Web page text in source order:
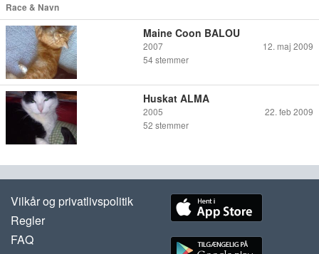
Race & Navn
Maine Coon BALOU
2007
12. maj 2009
54 stemmer
Huskat ALMA
2005
22. feb 2009
52 stemmer
Vilkår og privatlivspolitik
Regler
FAQ